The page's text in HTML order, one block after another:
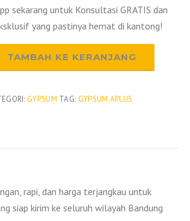
sekarang untuk Konsultasi GRATIS dan
yang pastinya hemat di kantong!
TAMBAH KE KERANJANG
GYPSUM TAG: GYPSUM APLUS
rapi, dan harga terjangkau untuk
siap kirim ke seluruh wilayah Bandung